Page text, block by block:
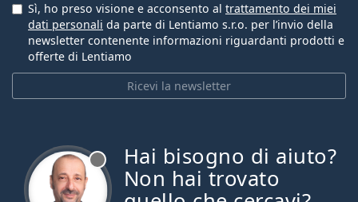
Ricevi la newsletter
Sì, ho preso visione e acconsento al trattamento dei miei
dati personali da parte di Lentiamo s.r.o. per l’invio della
newsletter contenente informazioni riguardanti prodotti e
offerte di Lentiamo
Hai bisogno di aiuto?
Non hai trovato